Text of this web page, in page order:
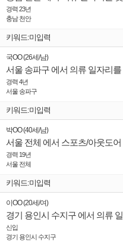
경력 23년
충남 천안
키워드:미입력
국OO(26세 /남)
경력 4년
서울 송파구
키워드:미입력
박OO(40세 /남)
경력 19년
서울 전체
키워드:미입력
이OO(20세 /여)
신입
경기 용인시 수지구